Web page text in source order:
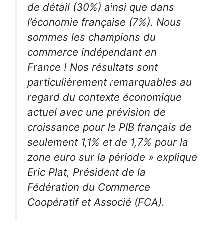
de détail (30%) ainsi que dans
l’économie française (7%). Nous
sommes les champions du
commerce indépendant en
France ! Nos résultats sont
particulièrement remarquables au
regard du contexte économique
actuel avec une prévision de
croissance pour le PIB français de
seulement 1,1% et de 1,7% pour la
zone euro sur la période » explique
Eric Plat, Président de la
Fédération du Commerce
Coopératif et Associé (FCA).